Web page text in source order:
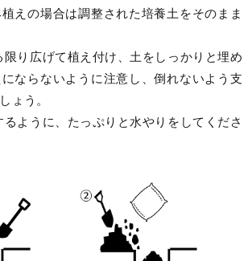
えの場合は調整された培養土をそのまま
り広げて植え付け、土をしっかりと埋め
ならないように注意し、倒れないよう支
ょう。
ように、たっぷりと水やりをしてくださ